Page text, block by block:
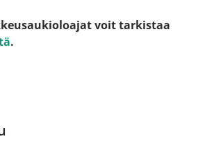
voit tarkistaa
.